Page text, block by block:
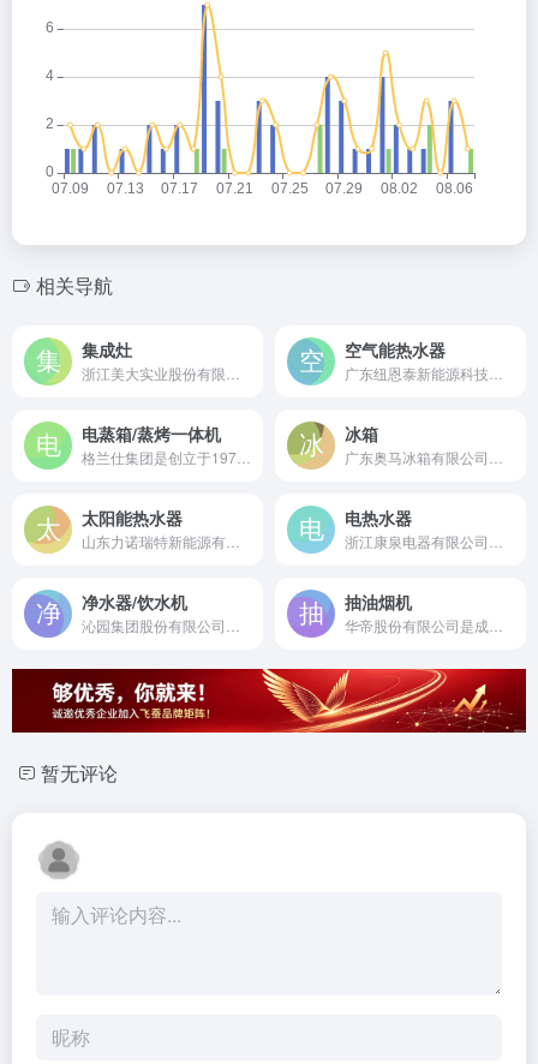
相关导航
集成灶 空气能热水器
电蒸箱/蒸烤一体机 冰箱
太阳能热水器 电热水器
净水器/饮水机 抽油烟机
暂无评论